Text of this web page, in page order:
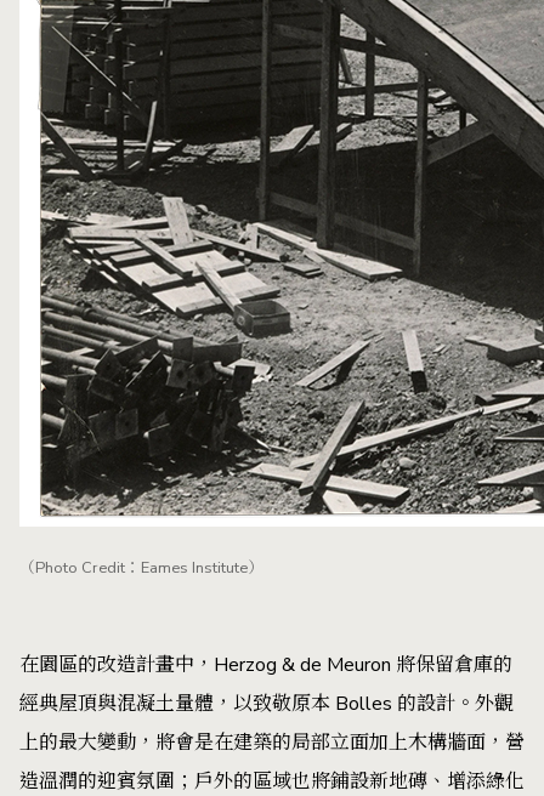
（Photo Credit：Eames Institute）
在園區的改造計畫中，Herzog & de Meuron 將保留倉庫的
經典屋頂與混凝土量體，以致敬原本 Bolles 的設計。外觀
上的最大變動，將會是在建築的局部立面加上木構牆面，營
造溫潤的迎賓氛圍；戶外的區域也將鋪設新地磚、增添綠化